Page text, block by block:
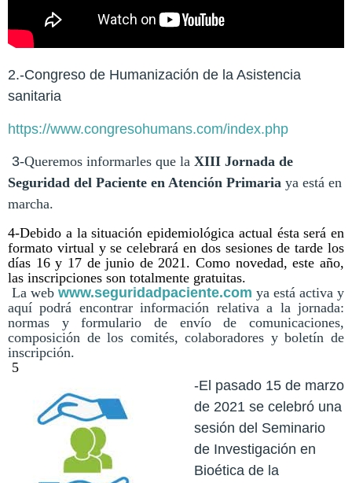
2.-Congreso de Humanización de la Asistencia
sanitaria
https://www.congresohumans.com/index.php
3-Queremos informarles que la XIII Jornada de
Seguridad del Paciente en Atención Primaria ya está en
marcha.
4-Debido a la situación epidemiológica actual ésta será en
formato virtual y se celebrará en dos sesiones de tarde los
días 16 y 17 de junio de 2021. Como novedad, este año,
las inscripciones son totalmente gratuitas.
La web www.seguridadpaciente.com ya está activa y
aquí podrá encontrar información relativa a la jornada:
normas y formulario de envío de comunicaciones,
composición de los comités, colaboradores y boletín de
inscripción.
5
-El pasado 15 de marzo
de 2021 se celebró una
sesión del Seminario
de Investigación en
Bioética de la